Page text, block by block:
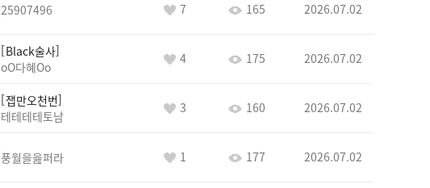
25907496 7 165 2026.07.02
Black술사
oO다혜Oo
4 175 2026.07.02
잽만오천번
테테테테토남
3 160 2026.07.02
풍월을읊퍼라 1 177 2026.07.02